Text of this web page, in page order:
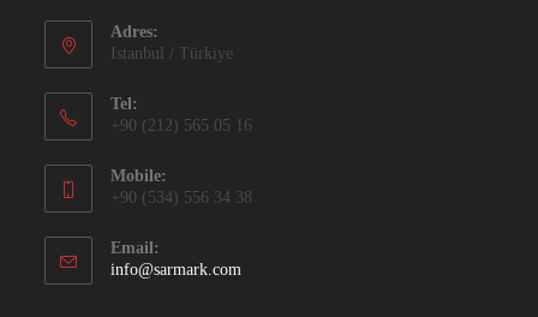
Adres:
Istanbul / Türkiye
Tel:
+90 (212) 565 05 16
Mobile:
+90 (534) 556 34 38
Email:
info@sarmark.com